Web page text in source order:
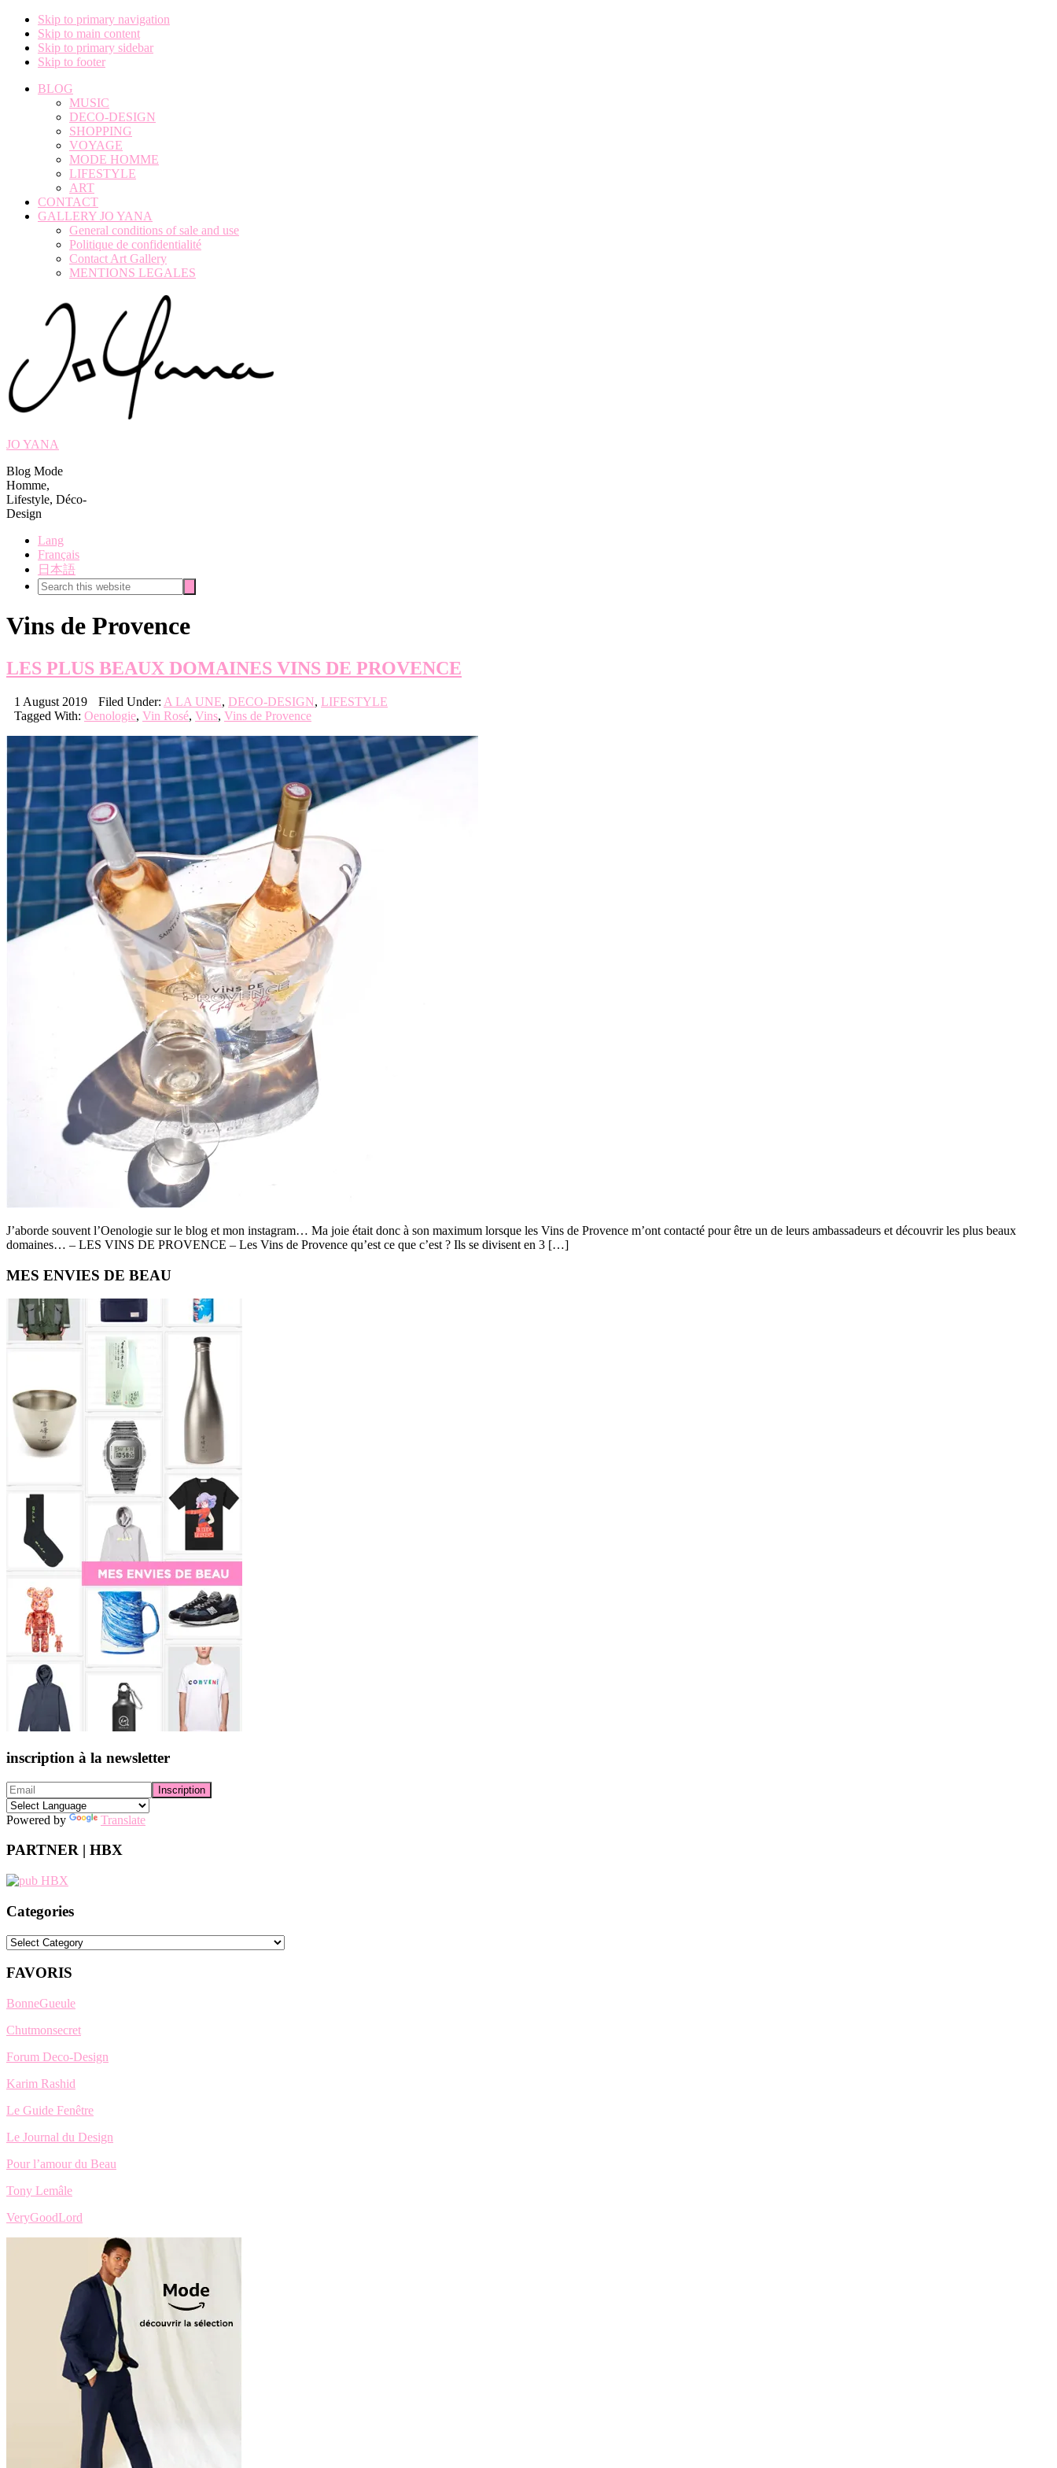
Skip to primary navigation
Skip to main content
Skip to primary sidebar
Skip to footer
BLOG
MUSIC
DECO-DESIGN
SHOPPING
VOYAGE
MODE HOMME
LIFESTYLE
ART
CONTACT
GALLERY JO YANA
General conditions of sale and use
Politique de confidentialité
Contact Art Gallery
MENTIONS LEGALES
JO YANA
Blog Mode
Homme,
Lifestyle, Déco-
Design
Lang
Français
日本語
Search
this
Vins de Provence
LES PLUS BEAUX DOMAINES VINS DE PROVENCE
1 August 2019 Filed Under: A LA UNE, DECO-DESIGN, LIFESTYLE
Tagged With: Oenologie, Vin Rosé, Vins, Vins de Provence
J’aborde souvent l’Oenologie sur le blog et mon instagram… Ma joie était donc à son maximum lorsque les Vins de Provence m’ont contacté pour être un de leurs ambassadeurs et découvrir les plus beaux
domaines… – LES VINS DE PROVENCE – Les Vins de Provence qu’est ce que c’est ? Ils se divisent en 3 […]
Primary
Sidebar
MES ENVIES DE BEAU
inscription à la newsletter
Powered by Translate
PARTNER | HBX
Categories
Categories
FAVORIS
BonneGueule
Chutmonsecret
Forum Deco-Design
Karim Rashid
Le Guide Fenêtre
Le Journal du Design
Pour l’amour du Beau
Tony Lemâle
VeryGoodLord